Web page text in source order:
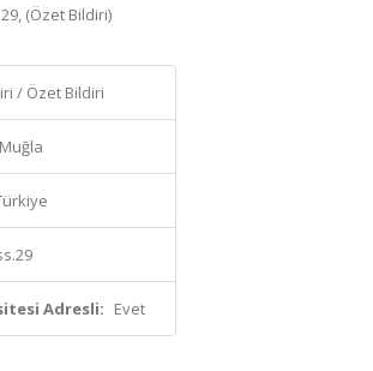
(Özet Bildiri)
/ Özet Bildiri
Muğla
Adresli: Evet